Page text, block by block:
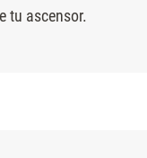
tu ascensor.